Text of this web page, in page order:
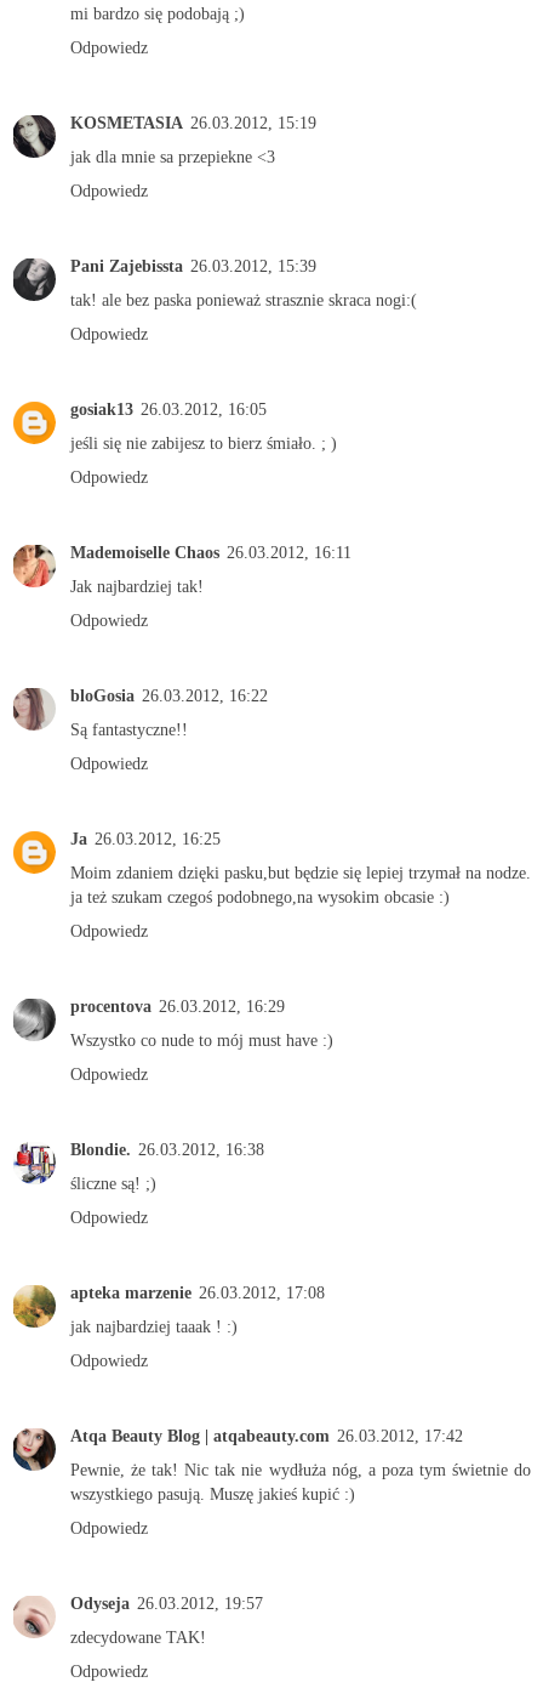
mi bardzo się podobają ;)
Odpowiedz
KOSMETASIA 26.03.2012, 15:19
jak dla mnie sa przepiekne <3
Odpowiedz
Pani Zajebissta 26.03.2012, 15:39
tak! ale bez paska ponieważ strasznie skraca nogi:(
Odpowiedz
gosiak13 26.03.2012, 16:05
jeśli się nie zabijesz to bierz śmiało. ; )
Odpowiedz
Mademoiselle Chaos 26.03.2012, 16:11
Jak najbardziej tak!
Odpowiedz
bloGosia 26.03.2012, 16:22
Są fantastyczne!!
Odpowiedz
Ja 26.03.2012, 16:25
Moim zdaniem dzięki pasku,but będzie się lepiej trzymał na nodze.
ja też szukam czegoś podobnego,na wysokim obcasie :)
Odpowiedz
procentova 26.03.2012, 16:29
Wszystko co nude to mój must have :)
Odpowiedz
Blondie. 26.03.2012, 16:38
śliczne są! ;)
Odpowiedz
apteka marzenie 26.03.2012, 17:08
jak najbardziej taaak ! :)
Odpowiedz
Atqa Beauty Blog | atqabeauty.com 26.03.2012, 17:42
Pewnie, że tak! Nic tak nie wydłuża nóg, a poza tym świetnie do
wszystkiego pasują. Muszę jakieś kupić :)
Odpowiedz
Odyseja 26.03.2012, 19:57
zdecydowane TAK!
Odpowiedz